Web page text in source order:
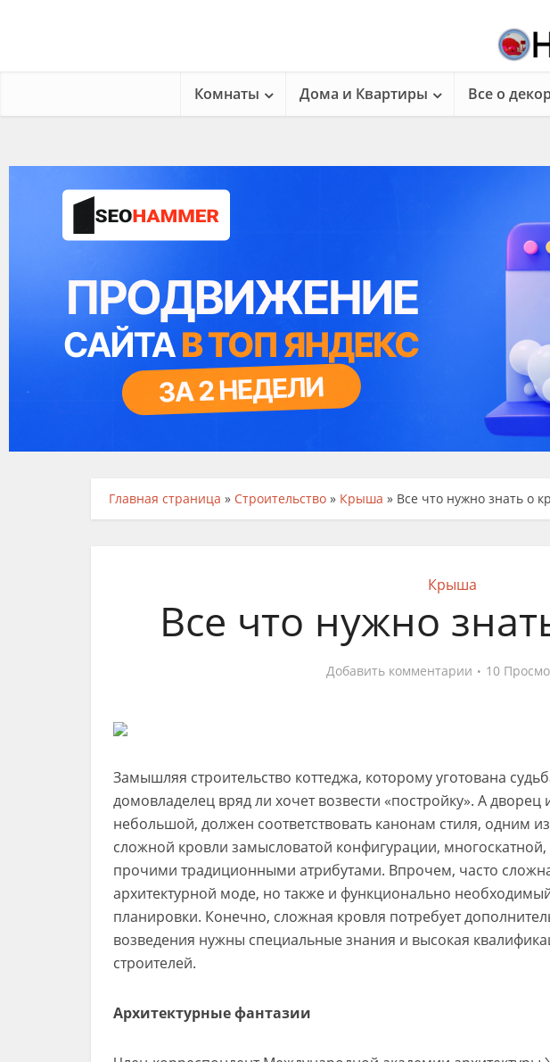
Комнаты Дома и Квартиры Все о
Главная страница » Строительство » Крыша » Все что нужно знать о
Крыша
Все что нужно
Добавить комментарии 10
Замышляя строительство коттеджа, которому уготована
домовладелец вряд ли хочет возвести «постройку». А дворец
небольшой, должен соответствовать канонам стиля, одним
сложной кровли замысловатой конфигурации,
прочими традиционными атрибутами. Впрочем, часто
архитектурной моде, но также и функционально
планировки. Конечно, сложная кровля потребует
возведения нужны специальные знания и высокая
строителей.
Архитектурные фантазии